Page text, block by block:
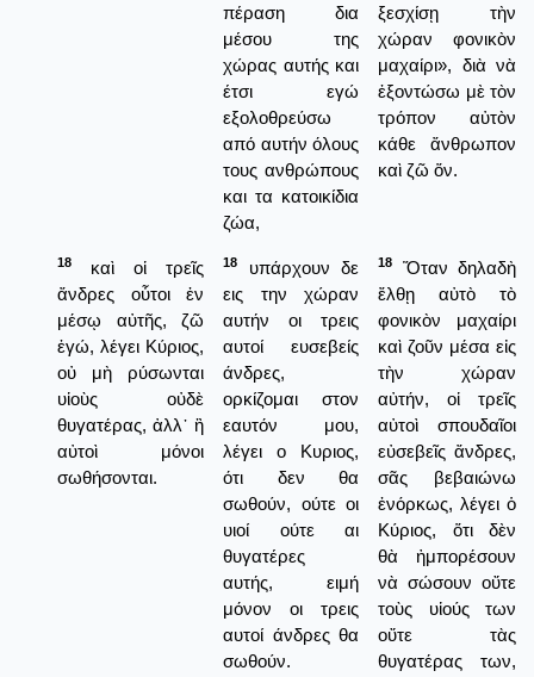
πέραση δια
μέσου της
χώρας αυτής και
έτσι εγώ
εξολοθρεύσω
από αυτήν όλους
τους ανθρώπους
και τα κατοικίδια
ζώα,
ξεσχίσῃ τὴν
χώραν φονικὸν
μαχαίρι», διὰ νὰ
ἐξοντώσω μὲ τὸν
τρόπον αὐτὸν
κάθε ἄνθρωπον
καὶ ζῶ ὅν.
18
καὶ οἱ τρεῖς
ἄνδρες οὗτοι ἐν
μέσῳ αὐτῆς, ζῶ
ἐγώ, λέγει Κύριος,
οὐ μὴ ρύσωνται
υἱοὺς οὐδὲ
θυγατέρας, ἀλλ᾿ ἢ
αὐτοὶ μόνοι
σωθήσονται.
18
υπάρχουν δε
εις την χώραν
αυτήν οι τρεις
αυτοί ευσεβείς
άνδρες,
ορκίζομαι στον
εαυτόν μου,
λέγει ο Κυριος,
ότι δεν θα
σωθούν, ούτε οι
υιοί ούτε αι
θυγατέρες
αυτής, ειμή
μόνον οι τρεις
αυτοί άνδρες θα
σωθούν.
18
Ὅταν δηλαδὴ
ἔλθῃ αὐτὸ τὸ
φονικὸν μαχαίρι
καὶ ζοῦν μέσα εἰς
τὴν χώραν
αὐτήν, οἱ τρεῖς
αὐτοὶ σπουδαῖοι
εὐσεβεῖς ἄνδρες,
σᾶς βεβαιώνω
ἐνόρκως, λέγει ὁ
Κύριος, ὅτι δὲν
θὰ ἠμπορέσουν
νὰ σώσουν οὔτε
τοὺς υἱούς των
οὔτε τὰς
θυγατέρας των,